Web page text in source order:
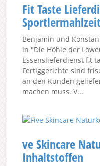
Fit Taste
Benjamin und
in "Die Höhle der
Essenslieferdienst fit
Fertiggerichte sind
an den Kunden
machen muss. V...
ve Skincare
Inhaltstoffen